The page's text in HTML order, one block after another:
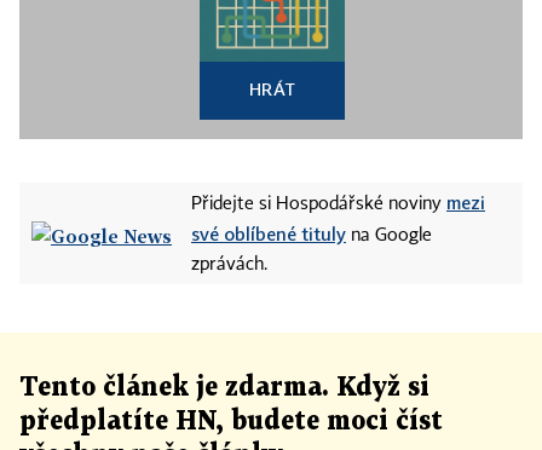
HRÁT
Přidejte si Hospodářské noviny mezi
své oblíbené tituly na Google
zprávách.
Tento článek je zdarma. Když si
předplatíte HN, budete moci číst